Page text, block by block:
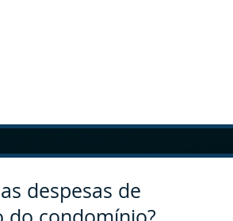
despesas de